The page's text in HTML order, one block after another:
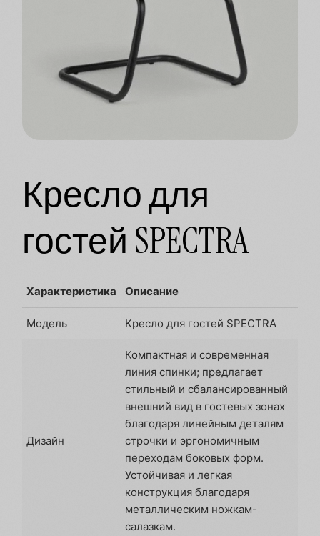
Кресло для
гостей SPECTRA
Характеристика Описание
Модель Кресло для гостей SPECTRA
Дизайн
Компактная и современная
линия спинки; предлагает
стильный и сбалансированный
внешний вид в гостевых зонах
благодаря линейным деталям
строчки и эргономичным
переходам боковых форм.
Устойчивая и легкая
конструкция благодаря
металлическим ножкам-
салазкам.